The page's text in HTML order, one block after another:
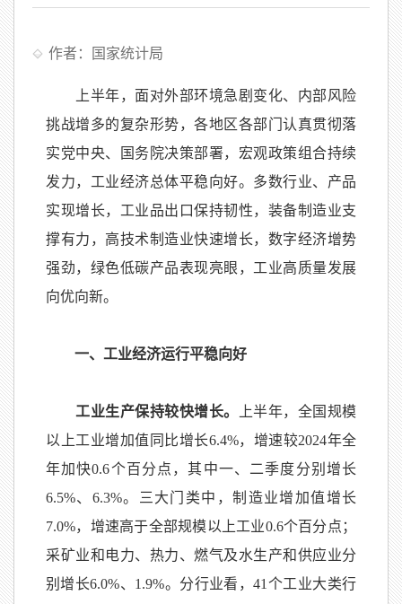
作者：国家统计局
上半年，面对外部环境急剧变化、内部风险
挑战增多的复杂形势，各地区各部门认真贯彻落
实党中央、国务院决策部署，宏观政策组合持续
发力，工业经济总体平稳向好。多数行业、产品
实现增长，工业品出口保持韧性，装备制造业支
撑有力，高技术制造业快速增长，数字经济增势
强劲，绿色低碳产品表现亮眼，工业高质量发展
向优向新。
一、工业经济运行平稳向好
工业生产保持较快增长。
上半年，全国规模
以上工业增加值同比增长6.4%，增速较2024年全
年加快0.6个百分点，其中一、二季度分别增长
6.5%、 6.3%。三大门类中，制造业增加值增长
7.0%，增速高于全部规模以上工业0.6个百分点；
采矿业和电力、热力、燃气及水生产和供应业分
别增长6.0%、 1.9%。分行业看，41 个工业大类行